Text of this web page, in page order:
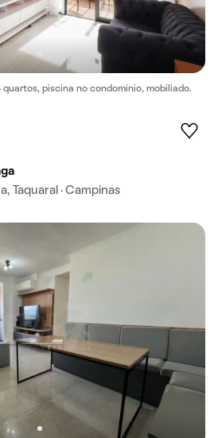
piscina no condomínio, mobiliado.
Taquaral · Campinas